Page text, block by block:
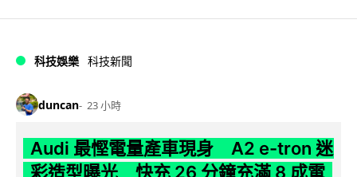
科技娛樂 科技新聞
duncan 23 小時
Audi 最慳電量產車現身 A2 e-tron 迷
彩造型曝光 快充 26 分鐘充滿 8 成電